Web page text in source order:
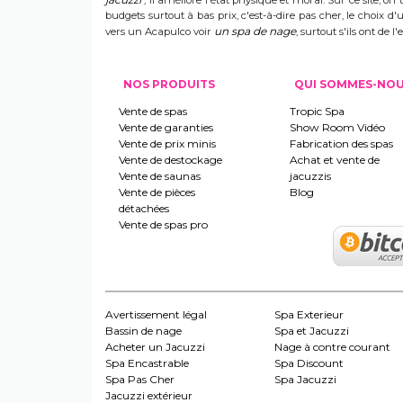
budgets surtout à bas prix, c'est-à-dire pas cher, le choix
vers un Acapulco voir un spa de nage, surtout s'ils ont de
NOS PRODUITS
Vente de spas
Vente de garanties
Vente de prix minis
Vente de destockage
Vente de saunas
Vente de pièces
détachées
Vente de spas pro
QUI SOMMES-
Tropic Spa
Show Room Vidéo
Fabrication des spas
Achat et vente de
jacuzzis
Blog
Avertissement légal
Spa Exterieur
Bassin de nage
Spa et Jacuzzi
Acheter un Jacuzzi
Nage à contre courant
Spa Encastrable
Spa Discount
Spa Pas Cher
Spa Jacuzzi
Jacuzzi extérieur